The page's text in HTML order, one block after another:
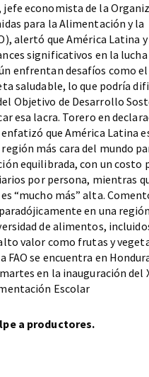
jefe economista de la
para la Alimentación y la
alertó que América Latina
significativos en la
enfrentan desafíos como
saludable, lo que podría
Objetivo de Desarrollo
esa lacra. Torero en
enfatizó que América Latina
más cara del mundo
equilibrada, con un costo
por persona, mientras
“mucho más” alta.
en una
de alimentos,
valor como frutas y
FAO se encuentra en
en la inauguración del
Escolar
a productores.